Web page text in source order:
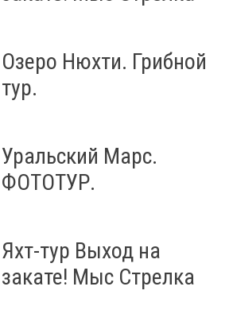
Озеро Нюхти. Грибной
тур.
Уральский Марс.
ФОТОТУР.
Яхт-тур Выход на
закате! Мыс Стрелка